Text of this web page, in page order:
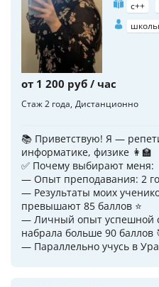
c++
от 1 200 руб / час
Стаж 2 года Дистанционно
📚 Приветствую! Я —
информатике, физике 👩‍🏫
✅ Почему выбирают меня:
— Опыт преподавания: 2
— Результаты моих
превышают 85 баллов ⭐️
— Личный опыт успешной
набрала больше 90 баллов
— Параллельно учусь в